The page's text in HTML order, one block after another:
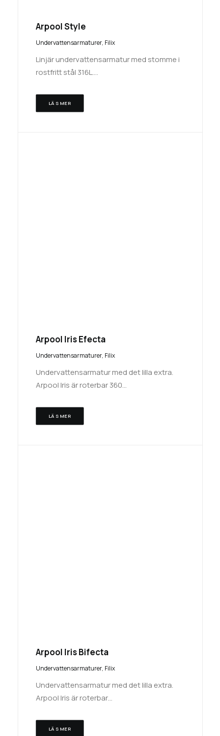
Arpool Style
Undervattensarmaturer, Filix
Linjär undervattensarmatur med stomme i
rostfritt stål 316L.…
LÄS MER
Arpool Iris Efecta
Undervattensarmaturer, Filix
Undervattensarmatur med det lilla extra.
Arpool Iris är roterbar 360…
LÄS MER
Arpool Iris Bifecta
Undervattensarmaturer, Filix
Undervattensarmatur med det lilla extra.
Arpool Iris är roterbar…
LÄS MER